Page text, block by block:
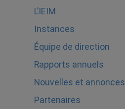
L’IEIM
Instances
Équipe de direction
Rapports annuels
Nouvelles et annonces
Partenaires